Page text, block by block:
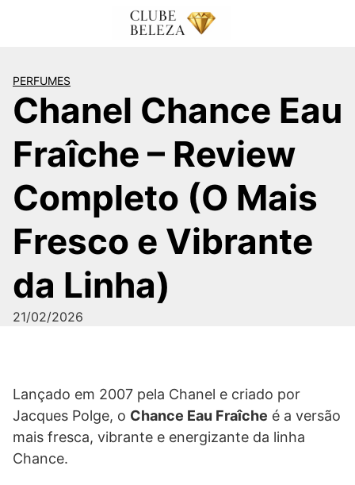
PERFUMES
Chanel Chance Eau
Fraîche – Review
Completo (O Mais
Fresco e Vibrante
da Linha)
21/02/2026
Lançado em 2007 pela Chanel e criado por
Jacques Polge, o Chance Eau Fraîche é a versão
mais fresca, vibrante e energizante da linha
Chance.